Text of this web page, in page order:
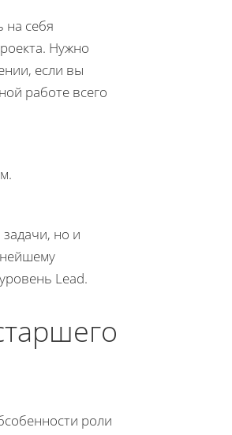
на себя
Нужно
если вы
работе всего
но и
Lead.
роли